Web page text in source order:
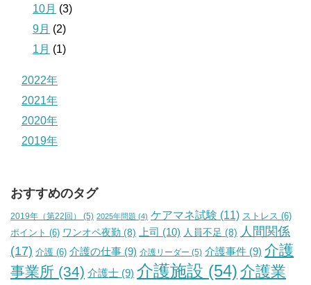
10月 (3)
9月 (2)
1月 (1)
2022年
2021年
2020年
2019年
おすすめのタグ
2019年（第22回） (5) 2025年問題 (4) ケアマネ試験 (11) ストレス (6)
ポイント (6) ワンオペ夜勤 (8) 上司 (10) 人員不足 (8) 人間関係
(17) 介護 (6) 介護の仕事 (9) 介護リーダー (5) 介護事件 (9) 介護
事業所 (34) 介護士 (9) 介護施設 (54) 介護業